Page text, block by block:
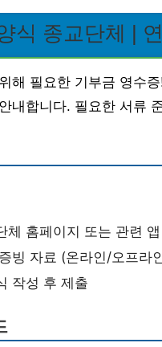
식 종교단체 |
해 필요한 기부금 영수
내합니다. 필요한 서류
체 홈페이지 또는 관련
빙 자료 (온라인/오프라
작성 후 제출